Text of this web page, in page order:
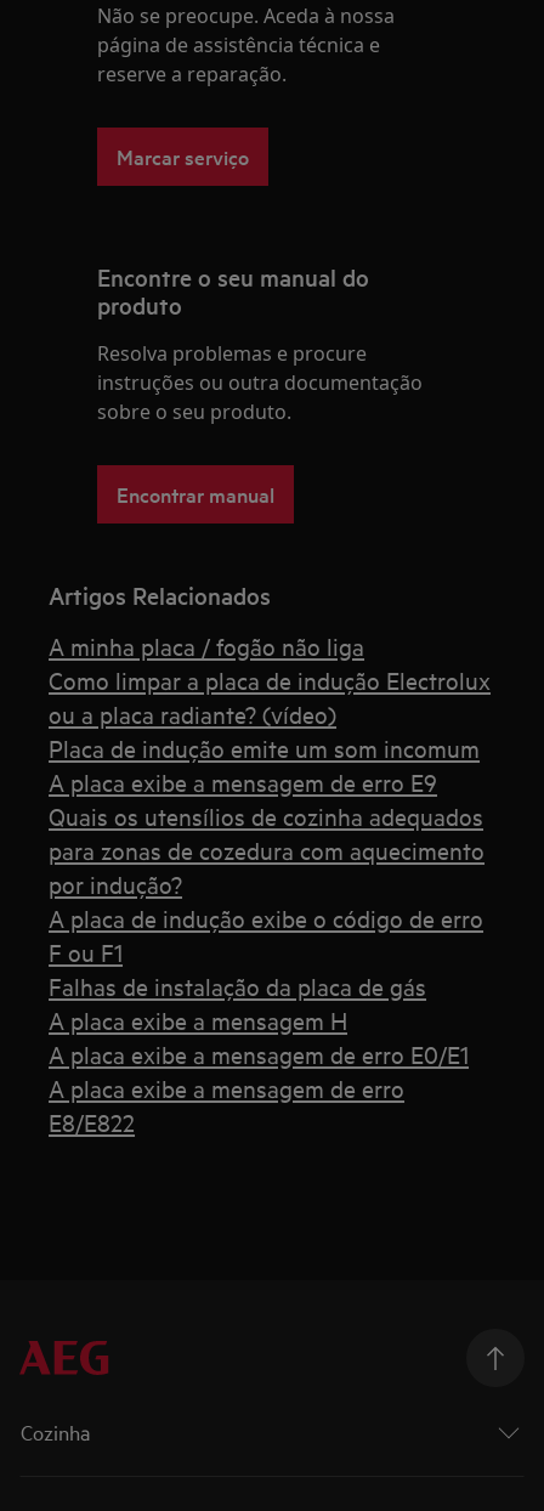
Não se preocupe. Aceda à nossa
página de assistência técnica e
reserve a reparação.
Marcar serviço
Encontre o seu manual do
produto
Resolva problemas e procure
instruções ou outra documentação
sobre o seu produto.
Encontrar manual
Artigos Relacionados
A minha placa / fogão não liga
Como limpar a placa de indução Electrolux
ou a placa radiante? (vídeo)
Placa de indução emite um som incomum
A placa exibe a mensagem de erro E9
Quais os utensílios de cozinha adequados
para zonas de cozedura com aquecimento
por indução?
A placa de indução exibe o código de erro
F ou F1
Falhas de instalação da placa de gás
A placa exibe a mensagem H
A placa exibe a mensagem de erro E0/E1
A placa exibe a mensagem de erro
E8/E822
Cozinha